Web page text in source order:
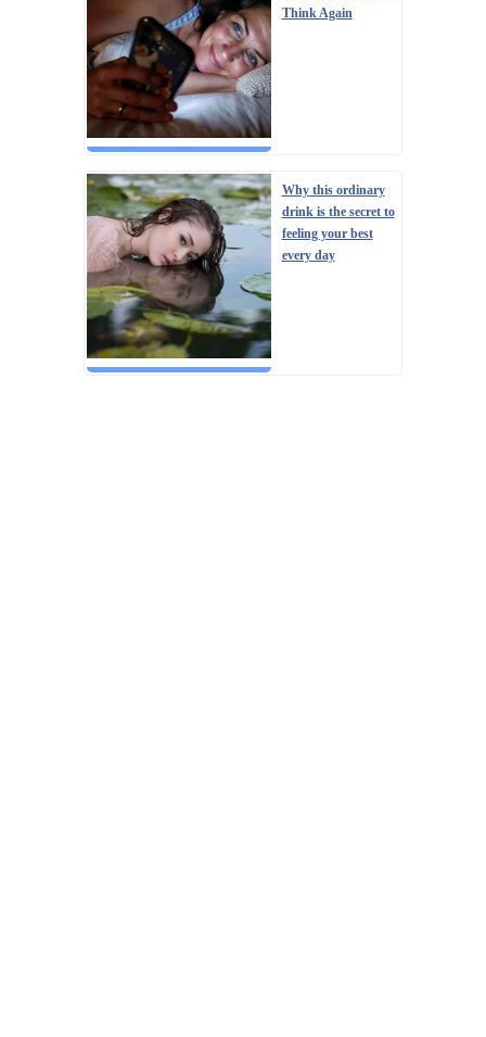
Think Again
Why this ordinary
drink is the secret to
feeling your best
every day